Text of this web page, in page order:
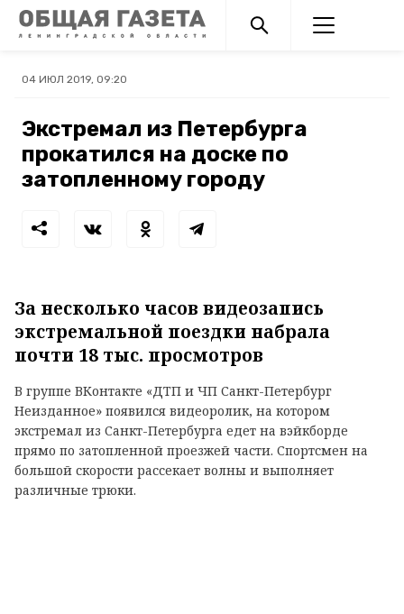
04 ИЮЛ 2019, 09:20
Экстремал из Петербурга
прокатился на доске по
затопленному городу
За несколько часов видеозапись
экстремальной поездки набрала
почти 18 тыс. просмотров
В группе ВКонтакте «ДТП и ЧП Санкт-Петербург
Неизданное» появился видеоролик, на котором
экстремал из Санкт-Петербурга едет на вэйкборде
прямо по затопленной проезжей части. Спортсмен на
большой скорости рассекает волны и выполняет
различные трюки.